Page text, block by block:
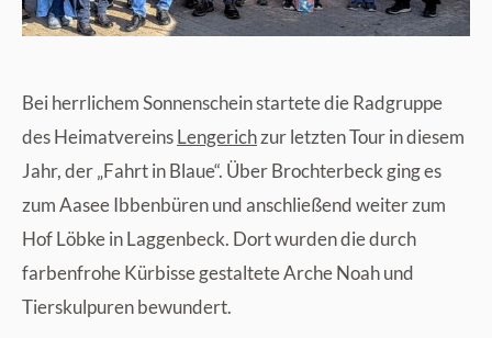
Bei herrlichem Sonnenschein startete die Radgruppe
des HeimatvereinsLengerichzur letzten Tour in diesem
Jahr, der „Fahrt in Blaue“. Über Brochterbeck ging es
zum Aasee Ibbenbüren und anschließend weiter zum
Hof Löbke in Laggenbeck. Dort wurden die durch
farbenfrohe Kürbisse gestaltete Arche Noah und
Tierskulpuren bewundert.